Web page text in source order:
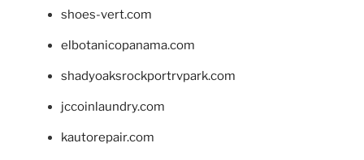
shoes-vert.com
elbotanicopanama.com
shadyoaksrockportrvpark.com
jccoinlaundry.com
kautorepair.com